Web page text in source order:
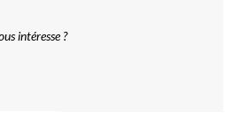
intéresse ?